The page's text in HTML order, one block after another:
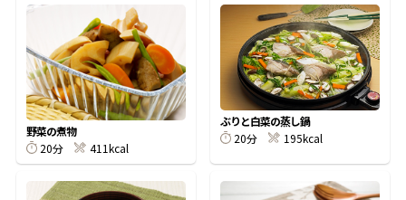
ヤマキ『めんつゆ』 ヤマキ 割烹白だし
おいしいレシピトップ
主食レシピ
主菜レシピ
汁物レシピ
かつお節・だしを知る
だしの取り方
かつお節の削り方
かつお節・だしをもっと知る
CM・キャンペーン
キャンペーン一覧
企業・採用情報
企業情報
- 百年対話
お問い合わせ
ヤマキお客様相談室
オンラインショップ
野菜の煮物
20分
411kcal
ぶりと白菜の蒸し鍋
20分
195kcal